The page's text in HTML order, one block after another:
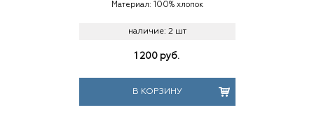
Материал: 100% хлопок
наличие: 2 шт
1 200 руб.
В КОРЗИНУ